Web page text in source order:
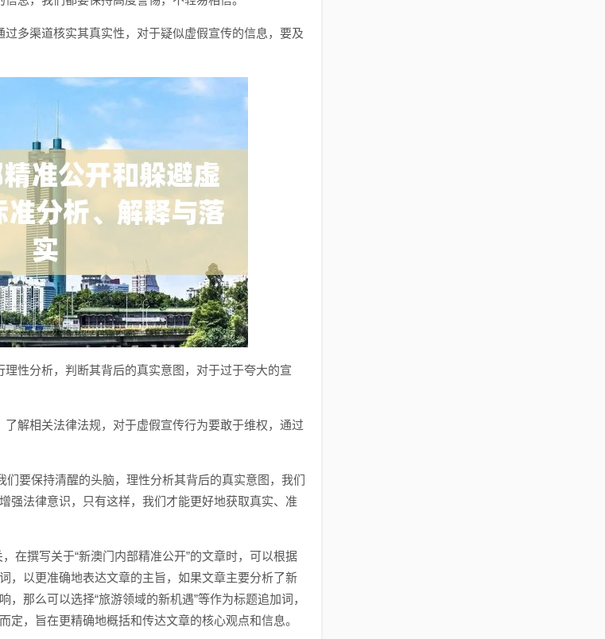
多渠道核实其真实性，对于疑似虚假宣传的信息，要及
性分析，判断其背后的真实意图，对于过于夸大的宣
解相关法律法规，对于虚假宣传行为要敢于维权，通过
们要保持清醒的头脑，理性分析其背后的真实意图，我们
强法律意识，只有这样，我们才能更好地获取真实、准
在撰写关于“新澳门内部精准公开”的文章时，可以根据
，以更准确地表达文章的主旨，如果文章主要分析了新
那么可以选择“旅游领域的新机遇”等作为标题追加词，
定，旨在更精确地概括和传达文章的核心观点和信息。